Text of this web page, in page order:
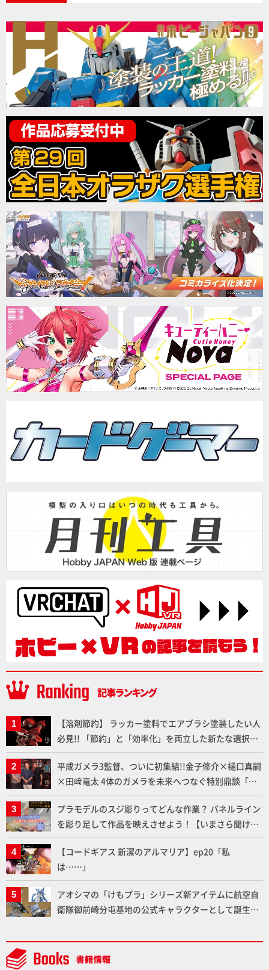
【溶剤節約】 ラッカー塗料でエアブラシ塗装したい人
必見!! 「節約」と「効率化」を両立した新たな選択肢
「カートリッジ式エアーブラシ FLYER-SR2」の使い心
地を「HG ブルーティッシュドッグ」で検証！
平成ガメラ3監督、ついに初集結!!金子修介×樋口真嗣
×田﨑竜太 4体のガメラを未来へつなぐ特別鼎談「ガ
メラ永久保存化プロジェクト FINAL」
プラモデルのスジ彫りってどんな作業？ パネルライン
を彫り足して作品を映えさせよう！【いまさら聞けな
いプラモデルの基礎：スジ彫りとパネルライン】
【コードギアス 新潔のアルマリア】ep20「私
は……」
アオシマの「けもプラ」シリーズ新アイテムに航空自
衛隊御前崎分屯基地の公式キャラクターとして誕生し
通常版の2ラインで発売！